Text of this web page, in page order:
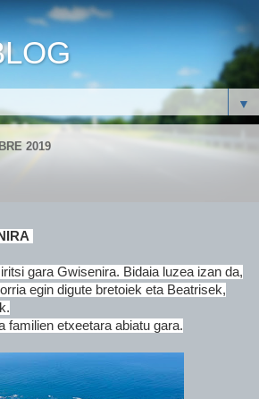
▼
2019
iritsi gara Gwisenira. Bidaia luzea izan da,
egin digute bretoiek eta Beatrisek,
familien etxeetara abiatu gara.